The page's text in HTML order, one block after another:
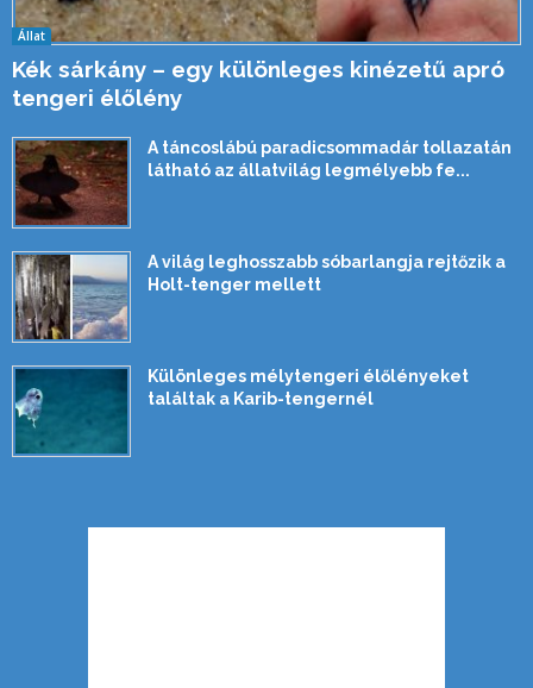
Állat
Kék sárkány – egy különleges kinézetű apró
tengeri élőlény
A táncoslábú paradicsommadár tollazatán
látható az állatvilág legmélyebb fe...
A világ leghosszabb sóbarlangja rejtőzik a
Holt-tenger mellett
Különleges mélytengeri élőlényeket
találtak a Karib-tengernél